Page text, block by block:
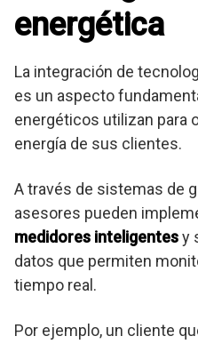
energética
La integración de
es un aspecto
energéticos utilizan para
energía de sus clientes.
A través de sistemas de
asesores pueden
medidores inteligentesy
datos que permiten
tiempo real.
Por ejemplo, un cliente